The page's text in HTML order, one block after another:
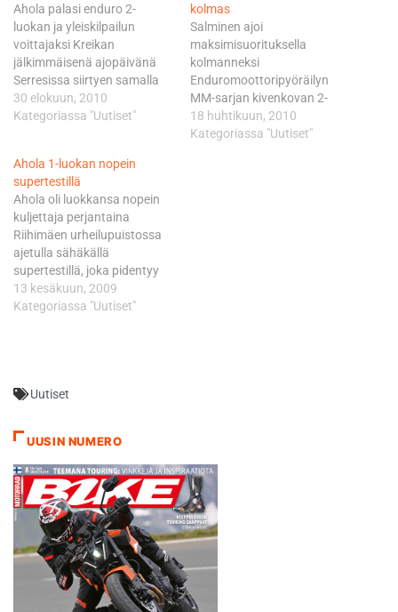
Ahola palasi enduro 2-
luokan ja yleiskilpailun
voittajaksi Kreikan
jälkimmäisenä ajopäivänä
Serresissa siirtyen samalla
MM-sarjassa jo
vakuuttavaan 30 pisteen
pistettä, mutta kyllähän
tämä tilanne vaikuttaa
kieltämättä varsin hyvältä.
Täysillä vedetään
jatkossakin, mutta nyt
minulla on olemassa myös
optioita. Ajetaan järkevästi,
eikä oteta…
30 elokuun, 2010
Kategoriassa "Uutiset"
kolmas
Salminen ajoi
maksimisuorituksella
kolmanneksi
Enduromoottoripyöräilyn
MM-sarjan kivenkovan 2-
luokan kärkitrio alkaa
erottua muista jo kauden
18 huhtikuun, 2010
Kategoriassa "Uutiset"
Ahola 1-luokan nopein
supertestillä
Ahola oli luokkansa nopein
kuljettaja perjantaina
Riihimäen urheilupuistossa
ajetulla sähäkällä
supertestillä, joka pidentyy
varsinaisina kisapäivinä
lauantaina ja sunnuntaina
ajan 1.05,11. Pienimmässä
italialainen KTM-kuljettaja
Thomas Oldrati jäi pohja-
ajasta 0,35 sekuntia. Eero
Remes ehti ykkösluokassa
toiseksi parhaana
suomalaiskuljettajana
seitsemänneksi…
13 kesäkuun, 2009
Kategoriassa "Uutiset"
Uutiset
UUSIN NUMERO